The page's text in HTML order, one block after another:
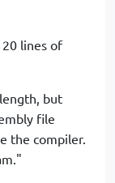
lines of
but
file
the compiler.